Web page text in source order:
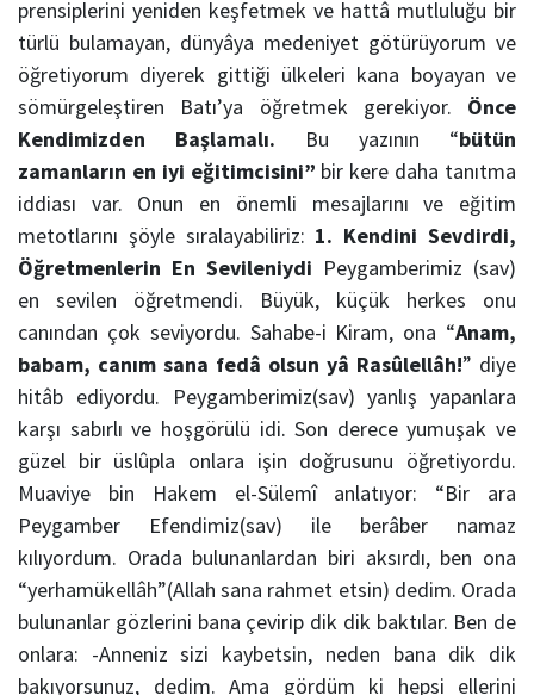
prensiplerini yeniden keşfetmek ve hattâ mutluluğu bir
türlü bulamayan, dünyâya medeniyet götürüyorum ve
öğretiyorum diyerek gittiği ülkeleri kana boyayan ve
sömürgeleştiren Batı’ya öğretmek gerekiyor. Önce
Kendimizden Başlamalı. Bu yazının “bütün
zamanların en iyi eğitimcisini” bir kere daha tanıtma
iddiası var. Onun en önemli mesajlarını ve eğitim
metotlarını şöyle sıralayabiliriz: 1. Kendini Sevdirdi,
Öğretmenlerin En Sevileniydi Peygamberimiz (sav)
en sevilen öğretmendi. Büyük, küçük herkes onu
canından çok seviyordu. Sahabe-i Kiram, ona “Anam,
babam, canım sana fedâ olsun yâ Rasûlellâh!” diye
hitâb ediyordu. Peygamberimiz(sav) yanlış yapanlara
karşı sabırlı ve hoşgörülü idi. Son derece yumuşak ve
güzel bir üslûpla onlara işin doğrusunu öğretiyordu.
Muaviye bin Hakem el-Sülemî anlatıyor: “Bir ara
Peygamber Efendimiz(sav) ile berâber namaz
kılıyordum. Orada bulunanlardan biri aksırdı, ben ona
“yerhamükellâh”(Allah sana rahmet etsin) dedim. Orada
bulunanlar gözlerini bana çevirip dik dik baktılar. Ben de
onlara: -Anneniz sizi kaybetsin, neden bana dik dik
bakıyorsunuz, dedim. Ama gördüm ki hepsi ellerini